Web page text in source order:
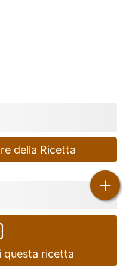
della Ricetta
questa ricetta
+